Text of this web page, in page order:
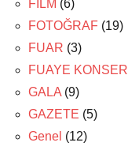
FİLM (6)
FOTOĞRAF (19)
FUAR (3)
FUAYE KONSERİ
GALA (9)
GAZETE (5)
Genel (12)